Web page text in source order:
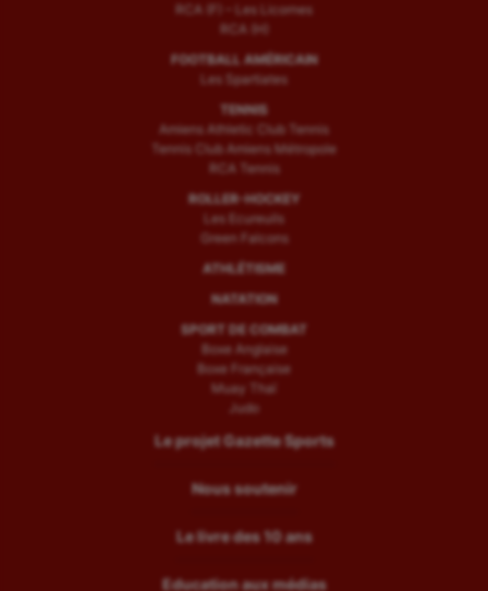
RCA (F) – Les Licornes
RCA (H)
FOOTBALL AMÉRICAIN
Les Spartiates
TENNIS
Amiens Athletic Club Tennis
Tennis Club Amiens Métropole
RCA Tennis
ROLLER-HOCKEY
Les Ecureuils
Green Falcons
ATHLÉTISME
NATATION
SPORT DE COMBAT
Boxe Anglaise
Boxe Française
Muay Thaï
Judo
Le projet Gazette Sports
Nous soutenir
Le livre des 10 ans
Education aux médias